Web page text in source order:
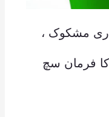
مشکوک ،
فرمان سچ